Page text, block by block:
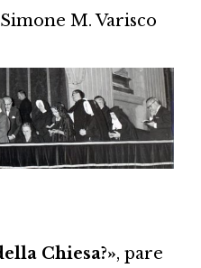
Simone M. Varisco
Chiesa?», pare